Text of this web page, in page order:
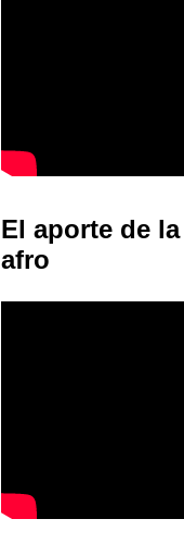
El aporte de
afro